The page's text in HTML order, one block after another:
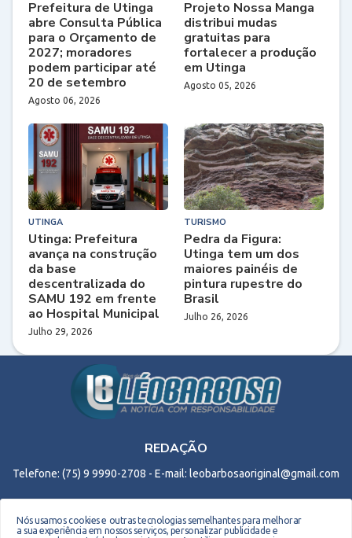
Prefeitura de Utinga
abre Consulta Pública
para o Orçamento de
2027; moradores
podem participar até
20 de setembro
Agosto 06, 2026
Projeto Nossa Manga
distribui mudas
gratuitas para
fortalecer a produção
em Utinga
Agosto 05, 2026
UTINGA
Utinga: Prefeitura
avança na construção
da base
descentralizada do
SAMU 192 em frente
ao Hospital Municipal
Julho 29, 2026
TURISMO
Pedra da Figura:
Utinga tem um dos
maiores painéis de
pintura rupestre do
Brasil
Julho 26, 2026
REDAÇÃO
Telefone: (75) 9 9990-2708 - E-mail: leobarbosaoriginal@gmail.com
Nós usamos cookies e outras tecnologias semelhantes para melhorar
a sua experiência em nossos serviços, personalizar publicidade e